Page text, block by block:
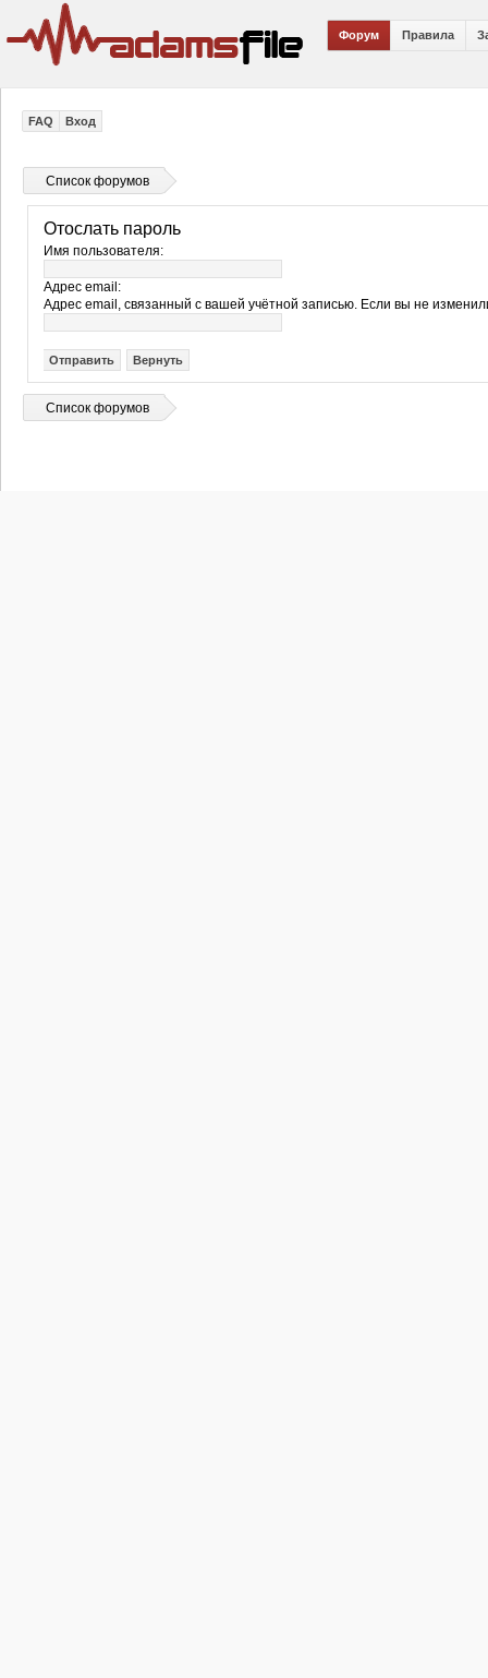
Форум Правила
FAQ Вход
Список форумов
Отослать пароль
Имя пользователя:
Адрес email:
Адрес email, связанный с вашей учётной записью. Если вы не
Список форумов